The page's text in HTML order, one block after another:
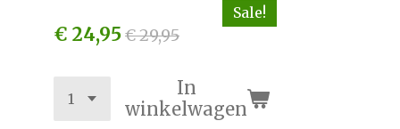
Sale!
€ 24,95€ 29,95
In
winkelwagen